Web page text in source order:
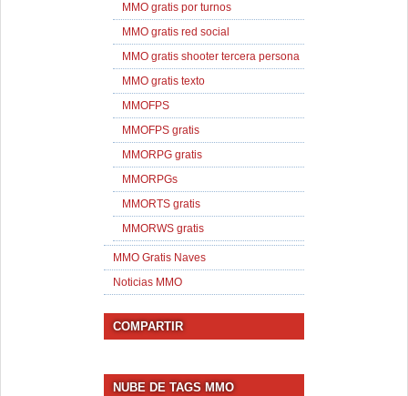
MMO gratis por turnos
MMO gratis red social
MMO gratis shooter tercera persona
MMO gratis texto
MMOFPS
MMOFPS gratis
MMORPG gratis
MMORPGs
MMORTS gratis
MMORWS gratis
MMO Gratis Naves
Noticias MMO
COMPARTIR
NUBE DE TAGS MMO